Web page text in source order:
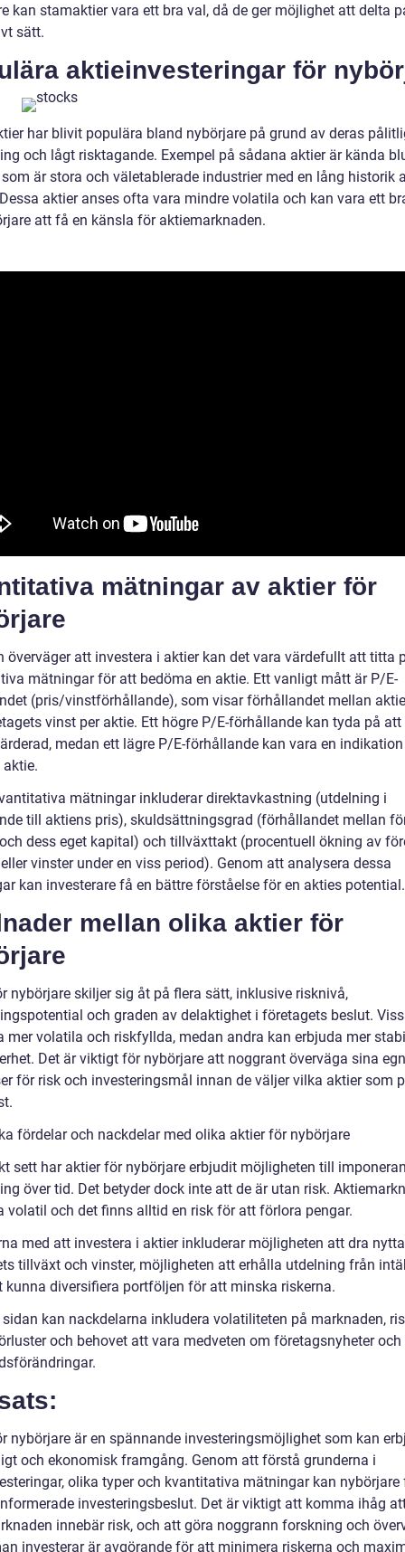
kan stamaktier vara ett bra val, då de ger möjlighet att delta
sätt.
aktieinvesteringar för
har blivit populära bland nybörjare på grund av deras
och lågt risktagande. Exempel på sådana aktier är kända
är stora och väletablerade industrier med en lång historik
aktier anses ofta vara mindre volatila och kan vara ett
att få en känsla för aktiemarknaden.
mätningar av aktier för
överväger att investera i aktier kan det vara värdefullt att titta
mätningar för att bedöma en aktie. Ett vanligt mått är P/E-
(pris/vinstförhållande), som visar förhållandet mellan
vinst per aktie. Ett högre P/E-förhållande kan tyda på
medan ett lägre P/E-förhållande kan vara en
mätningar inkluderar direktavkastning (utdelning i
till aktiens pris), skuldsättningsgrad (förhållandet mellan
dess eget kapital) och tillväxttakt (procentuell ökning av
vinster under en viss period). Genom att analysera dessa
kan investerare få en bättre förståelse för en akties potential.
mellan olika aktier för
nybörjare skiljer sig åt på flera sätt, inklusive risknivå,
och graden av delaktighet i företagets beslut.
mer volatila och riskfyllda, medan andra kan erbjuda mer
Det är viktigt för nybörjare att noggrant överväga sina
för risk och investeringsmål innan de väljer vilka aktier som
fördelar och nackdelar med olika aktier för nybörjare
sett har aktier för nybörjare erbjudit möjligheten till
över tid. Det betyder dock inte att de är utan risk.
volatil och det finns alltid en risk för att förlora pengar.
med att investera i aktier inkluderar möjligheten att dra
tillväxt och vinster, möjligheten att erhålla utdelning från
kunna diversifiera portföljen för att minska riskerna.
kan nackdelarna inkludera volatiliteten på marknaden,
och behovet att vara medveten om företagsnyheter och
nybörjare är en spännande investeringsmöjlighet som kan
och ekonomisk framgång. Genom att förstå grunderna i
olika typer och kvantitativa mätningar kan
investeringsbeslut. Det är viktigt att komma ihåg
innebär risk, och att göra noggrann forskning och
investerar är avgörande för att minimera riskerna och